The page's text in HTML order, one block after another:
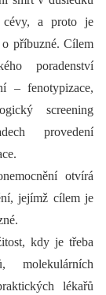
cévy, a proto je
o příbuzné. Cílem
poradenství
–⁠ fenotypizace,
screening
provedení
otvírá
jejímž cílem je
kdy je třeba
molekulárních
lékařů